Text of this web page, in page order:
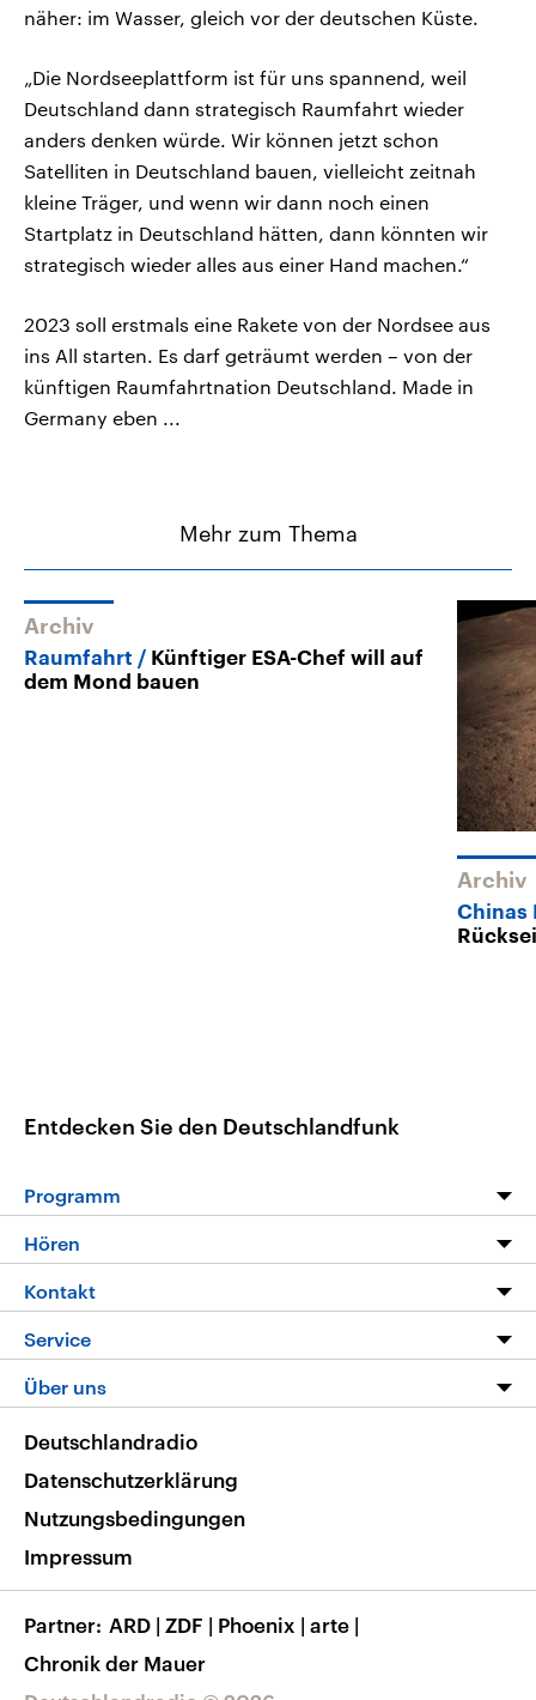
näher: im Wasser, gleich vor der deutschen Küste.
„Die Nordseeplattform ist für uns spannend, weil
Deutschland dann strategisch Raumfahrt wieder
anders denken würde. Wir können jetzt schon
Satelliten in Deutschland bauen, vielleicht zeitnah
kleine Träger, und wenn wir dann noch einen
Startplatz in Deutschland hätten, dann könnten wir
strategisch wieder alles aus einer Hand machen.“
2023 soll erstmals eine Rakete von der Nordsee aus
ins All starten. Es darf geträumt werden – von der
künftigen Raumfahrtnation Deutschland. Made in
Germany eben ...
Mehr zum Thema
Archiv
Raumfahrt
Künftiger ESA-Chef will auf
dem Mond bauen
Archiv
Chinas
Entdecken Sie den Deutschlandfunk
Programm
Programm
Die Nachrichten
Nachrichtenleicht
Neue Beiträge auf dlf.de
Hören
Livestream
Podcasts
Deutschlandfunk App
Nachrichten App
Frequenzen
Kontakt
Hörerservice
Service
FAQ
Veranstaltungen
Musikliste
RSS
Über uns
Barrierefreiheit
Deutschlandradio
Datenschutzerklärung
Nutzungsbedingungen
Impressum
Partner ARD | ZDF | Phoenix | arte |
Chronik der Mauer